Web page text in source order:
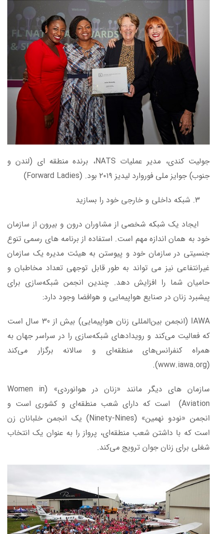
جولیت کندی، مدیر عملیات NATS، برنده منطقه ای (لندن و
جنوب) جوایز ملی فوروارد لیدیز ۲۰۱۹ بود. (Forward Ladies)
شبکه داخلی و خارجی خود را بسازید
ایجاد یک شبکه شخصی از مشاوران درون و بیرون از سازمان
خود به همان اندازه مهم است. استفاده از برنامه های رسمی تنوع
جنسیتی در سازمان خود و پیوستن به هیئت مدیره یک سازمان
غیرانتفاعی نیز می تواند به طور قابل توجهی تعداد مخاطبان و
حامیان شما را افزایش دهد. چندین انجمن شبکه‌سازی برای
پیشبرد زنان در صنایع هواپیمایی و هوافضا وجود دارد:
IAWA (انجمن بین‌المللی زنان هواپیمایی) بیش از 30 سال است
که فعالیت می‌کند و رویدادهای شبکه‌سازی را در سراسر جهان به
همراه کنفرانس‌های منطقه‌ای و سالانه برگزار می‌کند
(www.iawa.org).
سازمان های دیگر مانند «زنان در هوانوردی» (Women in
Aviation) است که دارای شعب منطقه‌ای و کشوری است و
انجمن «نودو نهمین» (Ninety-Nines) یک انجمن خلبانان زن
است که با داشتن شعب منطقه‌ای، پرواز را به عنوان یک انتخاب
شغلی برای زنان جوان ترویج می‌کند.